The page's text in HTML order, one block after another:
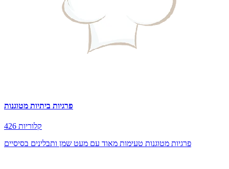
פרגיות ביתיות מטוגנות
426 קלוריות
פרגיות מטוגנות טעימות מאוד עם מעט שמן ותבלינים בסיסיים